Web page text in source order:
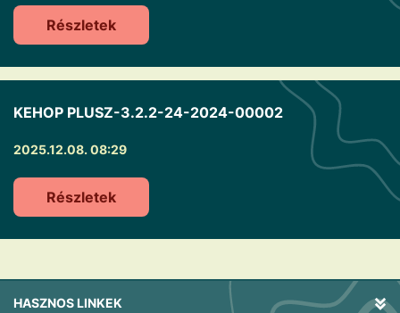
Részletek
KEHOP PLUSZ-3.2.2-24-2024-00002
2025.12.08. 08:29
Részletek
HASZNOS LINKEK